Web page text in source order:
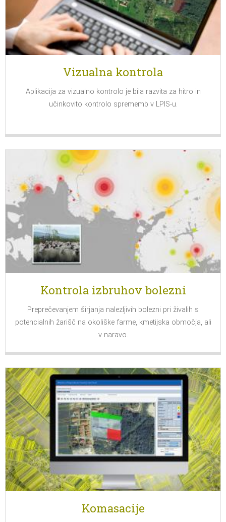
Vizualna kontrola
Aplikacija za vizualno kontrolo je bila razvita za hitro in
učinkovito kontrolo sprememb v LPIS-u.
Kontrola izbruhov bolezni
Preprečevanjem širjanja nalezljivih bolezni pri živalih s
potencialnih žarišč na okoliške farme, kmetijska območja, ali
v naravo.
Komasacije